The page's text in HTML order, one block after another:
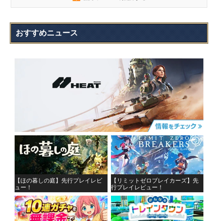
おすすめニュース
【ほの暮しの庭】先行プレイレビ
ュー！
【リミットゼロブレイカーズ】先
行プレイレビュー！